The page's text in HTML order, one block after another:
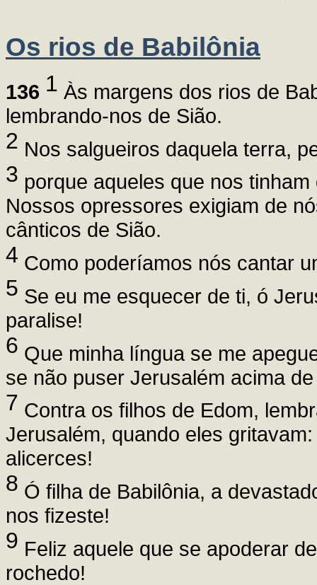
Os rios de Babilônia
136 1 Às margens dos rios de
lembrando-nos de Sião.
2 Nos salgueiros daquela terra,
3 porque aqueles que nos
Nossos opressores exigiam de
cânticos de Sião.
4 Como poderíamos nós cantar
5 Se eu me esquecer de ti, ó
paralise!
6 Que minha língua se me
se não puser Jerusalém acima
7 Contra os filhos de Edom,
Jerusalém, quando eles
alicerces!
8 Ó filha de Babilônia, a
nos fizeste!
9 Feliz aquele que se apoderar
rochedo!